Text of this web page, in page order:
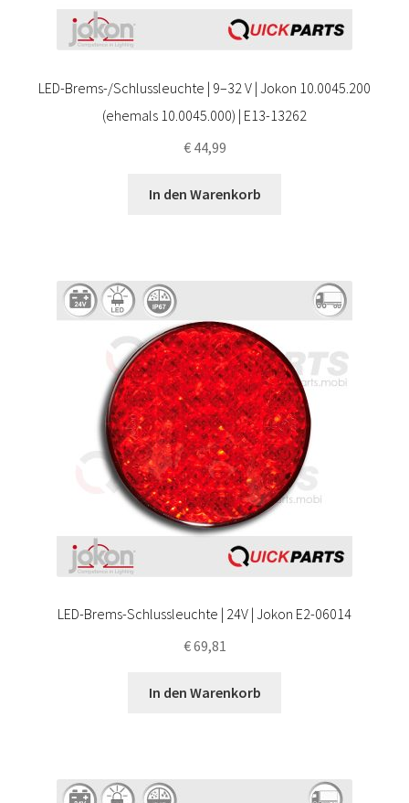
LED-Brems-/Schlussleuchte | 9–32 V | Jokon 10.0045.200
(ehemals 10.0045.000) | E13-13262
€44,99
In den Warenkorb
LED-Brems-Schlussleuchte | 24V | Jokon E2-06014
€69,81
In den Warenkorb